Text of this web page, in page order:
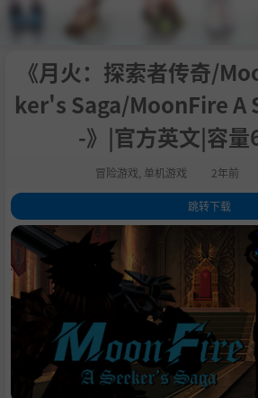
《月火：探索者传奇/
ker's Saga/MoonFire A
-》|官方英文|容量
冒险游戏 单机游戏 2年前
跳转下载
1.关于这款游戏
2.~~~~~~~~~~~~~~~~~~~~~
3
系统需求
4.
支持作者